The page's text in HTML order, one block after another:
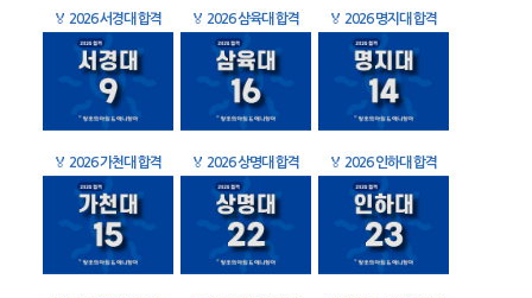
🏅 2026 서경대 합격 🏅 2026 삼육대 합격 🏅 2026 명지대 합격
🏅 2026 가천대 합격 🏅 2026 상명대 합격 🏅 2026 인하대 합격